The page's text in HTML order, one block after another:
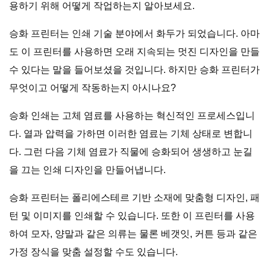
용하기 위해 어떻게 작업하는지 알아보세요.
승화 프린터는 인쇄 기술 분야에서 화두가 되었습니다. 아마
도 이 프린터를 사용하면 오래 지속되는 멋진 디자인을 만들
수 있다는 말을 들어보셨을 것입니다. 하지만 승화 프린터가
무엇이고 어떻게 작동하는지 아시나요?
승화 인쇄는 고체 염료를 사용하는 혁신적인 프로세스입니
다. 열과 압력을 가하면 이러한 염료는 기체 상태로 변합니
다. 그런 다음 기체 염료가 직물에 승화되어 생생하고 눈길
을 끄는 인쇄 디자인을 만들어냅니다.
승화 프린터는 폴리에스테르 기반 소재에 맞춤형 디자인, 패
턴 및 이미지를 인쇄할 수 있습니다. 또한 이 프린터를 사용
하여 모자, 양말과 같은 의류는 물론 베갯잇, 커튼 등과 같은
가정 장식을 맞춤 설정할 수도 있습니다.